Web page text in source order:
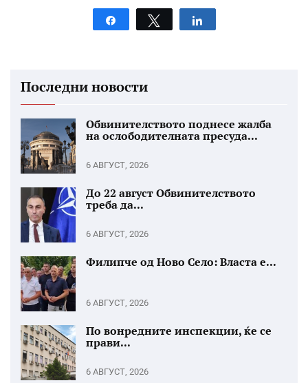
Tweet
Последни новости
Обвинителството поднесе жалба
на ослободителната пресуда...
6 АВГУСТ, 2026
До 22 август Обвинителството
треба да...
6 АВГУСТ, 2026
Филипче од Ново Село: Власта е...
6 АВГУСТ, 2026
По вонредните инспекции, ќе се
прави...
6 АВГУСТ, 2026